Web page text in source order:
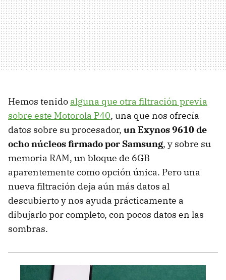
Hemos tenido alguna que otra filtración previa
sobre este Motorola P40, una que nos ofrecía
datos sobre su procesador, un Exynos 9610 de
ocho núcleos firmado por Samsung, y sobre su
memoria RAM, un bloque de 6GB
aparentemente como opción única. Pero una
nueva filtración deja aún más datos al
descubierto y nos ayuda prácticamente a
dibujarlo por completo, con pocos datos en las
sombras.